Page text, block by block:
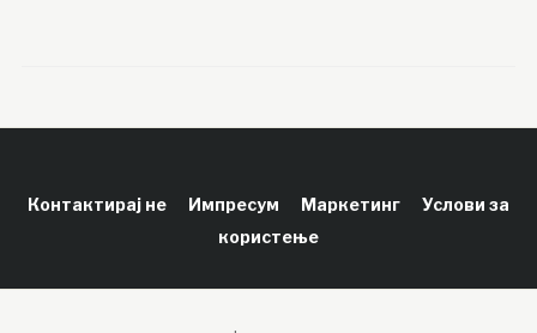
Контактирај не Импресум Маркетинг
Услови за
користење